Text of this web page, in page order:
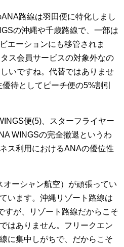
路線は羽田便に特化しまし
の沖縄や千歳路線で、一部は
エーションにも移管されま
ス会員サービスの対象外なの
いですね。代替ではありませ
待としてピーチ便の5%割引
便(5)、スターフライヤー
WINGSの完全撤退というわ
ス利用におけるANAの優位性
ーシャン航空）が頑張ってい
います。沖縄リゾート路線は
すが、リゾート路線だからこそ
はありません。フリークエン
に集中しがちで、だからこそ